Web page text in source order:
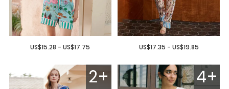
US$15.28 - US$17.75 US$17.35 - US$19.85
2+ 4+